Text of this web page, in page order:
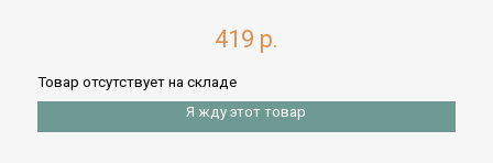
419 р.
Товар отсутствует на складе
Я жду этот товар